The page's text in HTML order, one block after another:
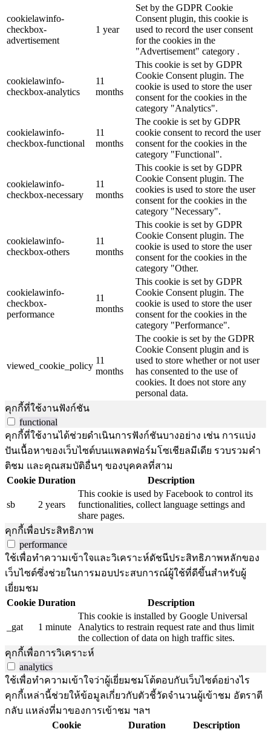
cookielawinfo-
checkbox-
advertisement
1 year
Set by the GDPR Cookie
Consent plugin, this cookie is
used to record the user consent
for the cookies in the
"Advertisement" category .
cookielawinfo-
checkbox-analytics
11
months
This cookie is set by GDPR
Cookie Consent plugin. The
cookie is used to store the user
consent for the cookies in the
category "Analytics".
cookielawinfo-
checkbox-functional
11
months
The cookie is set by GDPR
cookie consent to record the user
consent for the cookies in the
category "Functional".
cookielawinfo-
checkbox-necessary
11
months
This cookie is set by GDPR
Cookie Consent plugin. The
cookies is used to store the user
consent for the cookies in the
category "Necessary".
cookielawinfo-
checkbox-others
11
months
This cookie is set by GDPR
Cookie Consent plugin. The
cookie is used to store the user
consent for the cookies in the
category "Other.
cookielawinfo-
checkbox-
performance
11
months
This cookie is set by GDPR
Cookie Consent plugin. The
cookie is used to store the user
consent for the cookies in the
category "Performance".
viewed_cookie_policy
11
months
The cookie is set by the GDPR
Cookie Consent plugin and is
used to store whether or not user
has consented to the use of
cookies. It does not store any
personal data.
คุกกี้ที่ใช้งานฟังก์ชัน
functional
คุกกี้ที่ใช้งานได้ช่วยดำเนินการฟังก์ชันบางอย่าง เช่น การแบ่ง
ปันเนื้อหาของเว็บไซต์บนแพลตฟอร์มโซเชียลมีเดีย รวบรวมคำ
ติชม และคุณสมบัติอื่นๆ ของบุคคลที่สาม
Cookie Duration Description
sb 2 years
This cookie is used by Facebook to control its
functionalities, collect language settings and
share pages.
คุกกี้เพื่อประสิทธิภาพ
performance
ใช้เพื่อทำความเข้าใจและวิเคราะห์ดัชนีประสิทธิภาพหลักของ
เว็บไซต์ซึ่งช่วยในการมอบประสบการณ์ผู้ใช้ที่ดีขึ้นสำหรับผู้
เยี่ยมชม
Cookie Duration Description
_gat 1 minute
This cookie is installed by Google Universal
Analytics to restrain request rate and thus limit
the collection of data on high traffic sites.
คุกกี้เพื่อการวิเคราะห์
analytics
ใช้เพื่อทำความเข้าใจว่าผู้เยี่ยมชมโต้ตอบกับเว็บไซต์อย่างไร
คุกกี้เหล่านี้ช่วยให้ข้อมูลเกี่ยวกับตัวชี้วัดจำนวนผู้เข้าชม อัตราตี
กลับ แหล่งที่มาของการเข้าชม ฯลฯ
Cookie
Duration Description